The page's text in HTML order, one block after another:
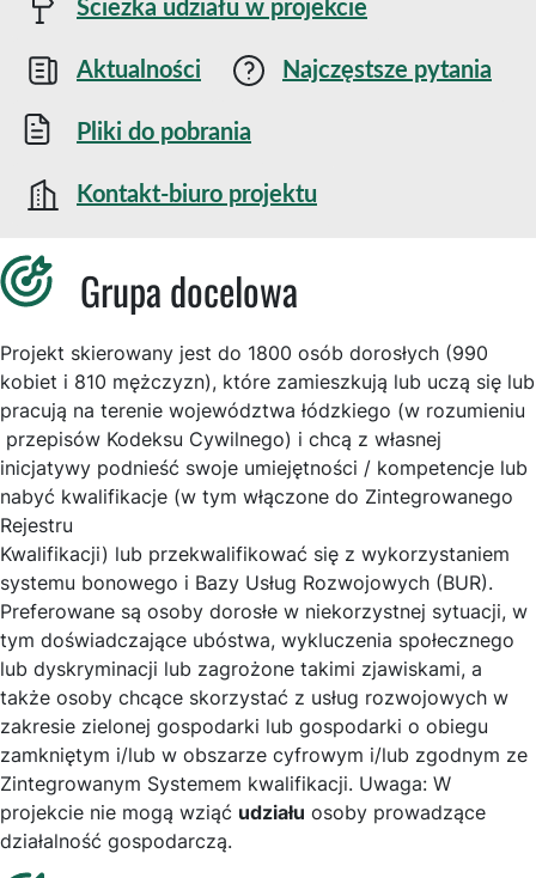
Ścieżka udziału w projekcie
Aktualności Najczęstsze pytania
Pliki do pobrania
Kontakt-biuro projektu
Grupa docelowa
Projekt skierowany jest do 1800 osób dorosłych (990
kobiet i 810 mężczyzn), które zamieszkują lub uczą się lub
pracują na terenie województwa łódzkiego (w rozumieniu
przepisów Kodeksu Cywilnego) i chcą z własnej
inicjatywy podnieść swoje umiejętności / kompetencje lub
nabyć kwalifikacje (w tym włączone do Zintegrowanego
Rejestru
Kwalifikacji) lub przekwalifikować się z wykorzystaniem
systemu bonowego i Bazy Usług Rozwojowych (BUR).
Preferowane są osoby dorosłe w niekorzystnej sytuacji, w
tym doświadczające ubóstwa, wykluczenia społecznego
lub dyskryminacji lub zagrożone takimi zjawiskami, a
także osoby chcące skorzystać z usług rozwojowych w
zakresie zielonej gospodarki lub gospodarki o obiegu
zamkniętym i/lub w obszarze cyfrowym i/lub zgodnym ze
Zintegrowanym Systemem kwalifikacji. Uwaga: W
projekcie nie mogą wziąć udziału osoby prowadzące
działalność gospodarczą.